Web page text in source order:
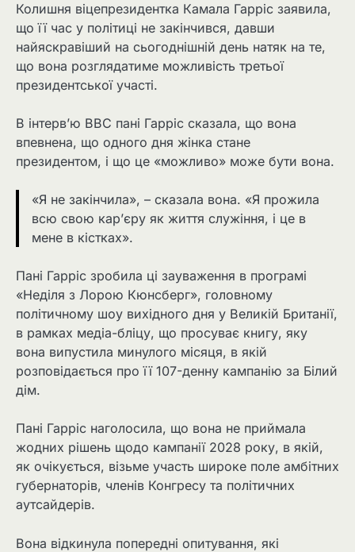
Колишня віцепрезидентка Камала Гарріс заявила,
що її час у політиці не закінчився, давши
найяскравіший на сьогоднішній день натяк на те,
що вона розглядатиме можливість третьої
президентської участі.
В інтерв’ю BBC пані Гарріс сказала, що вона
впевнена, що одного дня жінка стане
президентом, і що це «можливо» може бути вона.
«Я не закінчила», – сказала вона. «Я прожила
всю свою кар’єру як життя служіння, і це в
мене в кістках».
Пані Гарріс зробила ці зауваження в програмі
«Неділя з Лорою Кюнсберг», головному
політичному шоу вихідного дня у Великій Британії,
в рамках медіа-бліцу, що просуває книгу, яку
вона випустила минулого місяця, в якій
розповідається про її 107-денну кампанію за Білий
дім.
Пані Гарріс наголосила, що вона не приймала
жодних рішень щодо кампанії 2028 року, в якій,
як очікується, візьме участь широке поле амбітних
губернаторів, членів Конгресу та політичних
аутсайдерів.
Вона відкинула попередні опитування, які